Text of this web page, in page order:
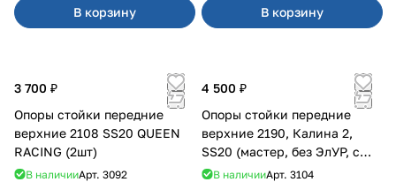
В корзину В корзину
3 700 ₽
Опоры стойки передние
верхние 2108 SS20 QUEEN
RACING (2шт)
В наличииАрт. 3092
4 500 ₽
Опоры стойки передние
верхние 2190, Калина 2,
SS20 (мастер, без ЭлУР, с
подшипником) 2шт 10122
В наличииАрт. 3104